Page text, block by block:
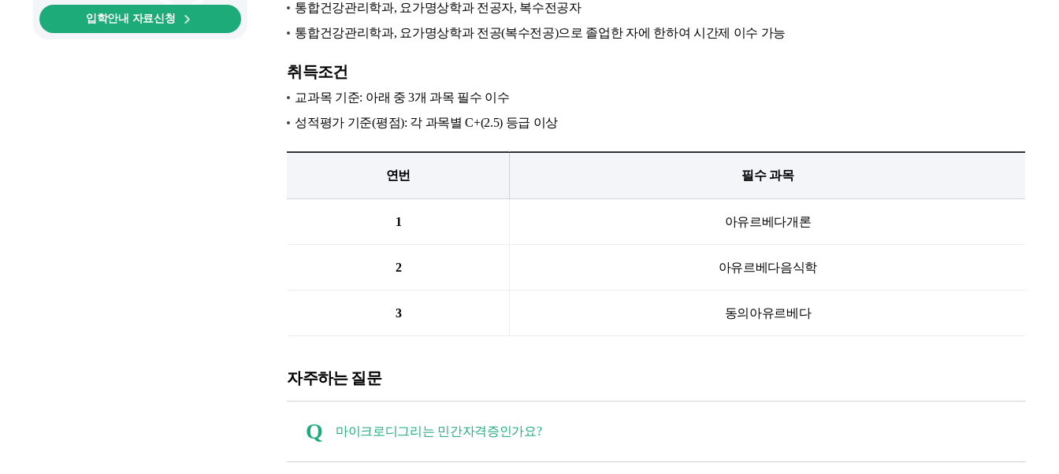
입학안내 자료신청
통합건강관리학과, 요가명상학과 전공자, 복수전공자
통합건강관리학과, 요가명상학과 전공(복수전공)으로 졸업한 자에 한하여 시간제 이수 가능
취득조건
교과목 기준: 아래 중 3개 과목 필수 이수
성적평가 기준(평점): 각 과목별 C+(2.5) 등급 이상
연번 필수 과목
1 아유르베다개론
2 아유르베다음식학
3 동의아유르베다
자주하는 질문
Q 마이크로디그리는 민간자격증인가요?